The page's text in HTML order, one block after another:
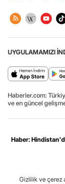
UYGULAMAMIZI
Haberler.com:
ve en güncel
Haber:
Gizlilik ve çerez